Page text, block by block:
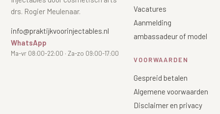
drs. Rogier Meulenaar.
info@praktijkvoorinjectables.nl
WhatsApp
Ma-vr 08:00-22:00 · Za-zo 09:00-17:00
Vacatures
Aanmelding
ambassadeur of model
VOORWAARDEN
Gespreid betalen
Algemene voorwaarden
Disclaimer en privacy